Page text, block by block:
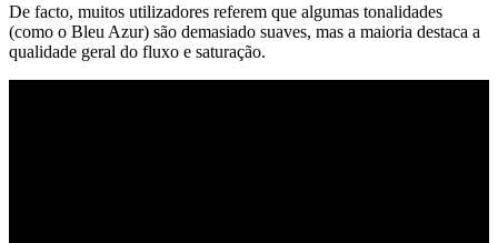
De facto, muitos utilizadores referem que algumas tonalidades
(como o Bleu Azur) são demasiado suaves, mas a maioria destaca a
qualidade geral do fluxo e saturação.